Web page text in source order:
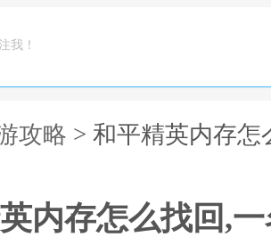
我！
攻略 > 和平精英内存
内存怎么找回,